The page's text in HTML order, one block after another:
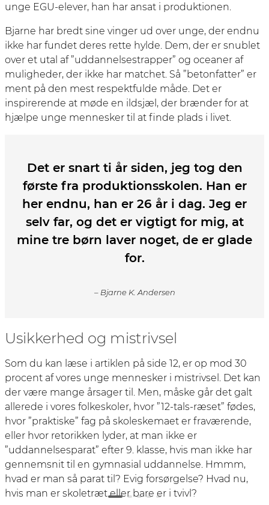
unge EGU-elever, han har ansat i produktionen.
Bjarne har bredt sine vinger ud over unge, der endnu
ikke har fundet deres rette hylde. Dem, der er snublet
over et utal af ”uddannelsestrapper” og oceaner af
muligheder, der ikke har matchet. Så ”betonfatter” er
ment på den mest respektfulde måde. Det er
inspirerende at møde en ildsjæl, der brænder for at
hjælpe unge mennesker til at finde plads i livet.
Det er snart ti år siden, jeg tog den
første fra produktionsskolen. Han er
her endnu, han er 26 år i dag. Jeg er
selv far, og det er vigtigt for mig, at
mine tre børn laver noget, de er glade
for.
– Bjarne K. Andersen
Usikkerhed og mistrivsel
Som du kan læse i artiklen på side 12, er op mod 30
procent af vores unge mennesker i mistrivsel. Det kan
der være mange årsager til. Men, måske går det galt
allerede i vores folkeskoler, hvor ”12-tals-ræset” fødes,
hvor ”praktiske” fag på skoleskemaet er fraværende,
eller hvor retorikken lyder, at man ikke er
”uddannelses­parat” efter 9. klasse, hvis man ikke har
gennemsnit til en gymnasial uddannelse. Hmmm,
hvad er man så parat til? Evig forsørgelse? Hvad nu,
hvis man er skoletræt eller bare er i tvivl?